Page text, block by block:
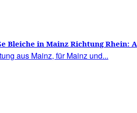
Mainz
Bleiche in Mainz Richtung Rhein:
stinksauer – Haben die Mainzer